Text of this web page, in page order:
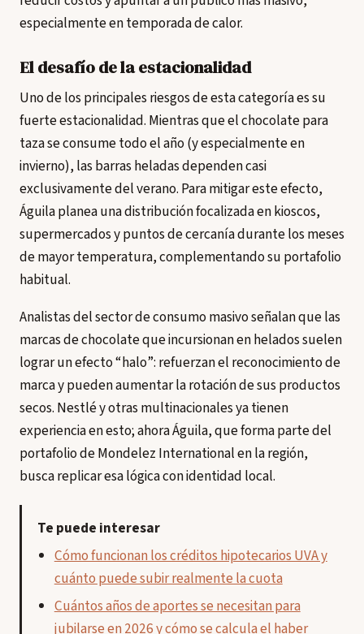
especialmente en temporada de calor.
El desafío de la estacionalidad
Uno de los principales riesgos de esta categoría es su
fuerte estacionalidad. Mientras que el chocolate para
taza se consume todo el año (y especialmente en
invierno), las barras heladas dependen casi
exclusivamente del verano. Para mitigar este efecto,
Águila planea una distribución focalizada en kioscos,
supermercados y puntos de cercanía durante los meses
de mayor temperatura, complementando su portafolio
habitual.
Analistas del sector de consumo masivo señalan que las
marcas de chocolate que incursionan en helados suelen
lograr un efecto “halo”: refuerzan el reconocimiento de
marca y pueden aumentar la rotación de sus productos
secos. Nestlé y otras multinacionales ya tienen
experiencia en esto; ahora Águila, que forma parte del
portafolio de Mondelez International en la región,
busca replicar esa lógica con identidad local.
Te puede interesar
Cómo funcionan los créditos hipotecarios UVA y
cuánto puede subir realmente la cuota
Cuántos años de aportes se necesitan para
jubilarse en 2026 y cómo se calcula el haber